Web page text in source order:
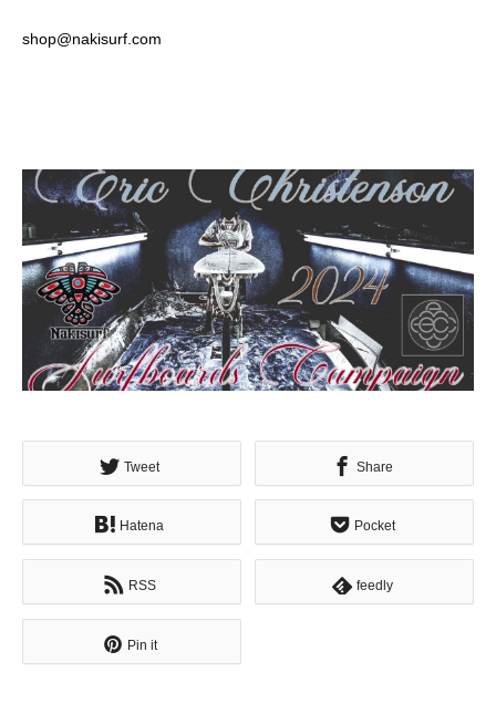
shop@nakisurf.com
Tweet Share
Hatena Pocket
RSS feedly
Pin it